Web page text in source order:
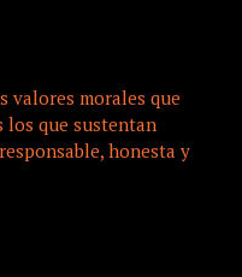
valores morales que
los que sustentan
honesta y